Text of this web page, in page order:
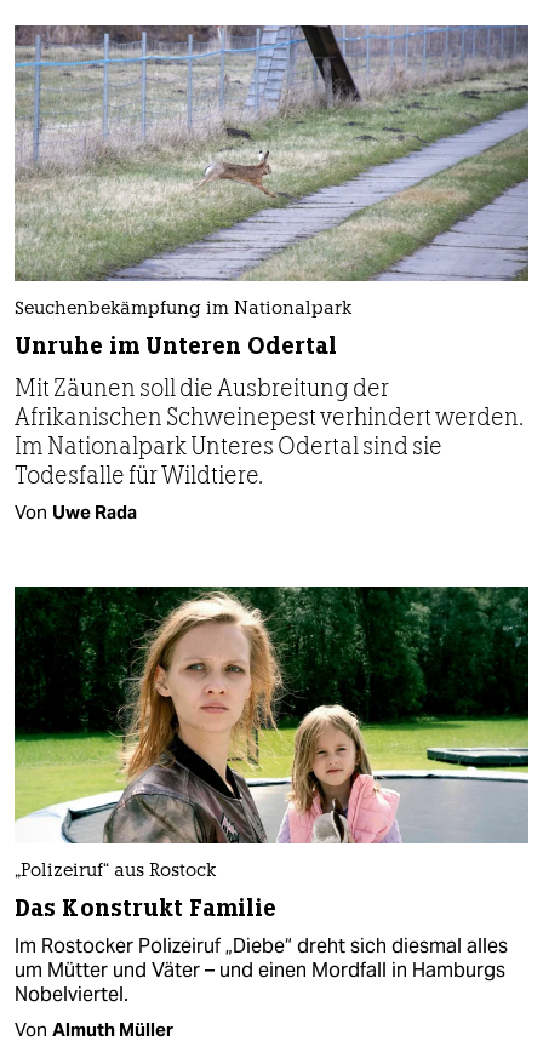
Seuchenbekämpfung im Nationalpark
Unruhe im Unteren Odertal
Mit Zäunen soll die Ausbreitung der
Afrikanischen Schweinepest verhindert werden.
Im Nationalpark Unteres Odertal sind sie
Todesfalle für Wildtiere.
Von Uwe Rada
„Polizeiruf“ aus Rostock
Das Konstrukt Familie
Im Rostocker Polizeiruf „Diebe“ dreht sich diesmal alles
um Mütter und Väter – und einen Mordfall in Hamburgs
Nobelviertel.
Von Almuth Müller